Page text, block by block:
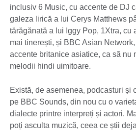
inclusiv 6 Music, cu accente de DJ
galeza lirică a lui Cerys Matthews
tărăgănată a lui Iggy Pop, 1Xtra, cu
mai tinerești, și BBC Asian
accente britanice asiatice, ca să nu
melodii hindi uimitoare.
Există, de asemenea, podcasturi și
pe BBC Sounds, din nou cu o
dialecte printre interpreți și actori.
poți asculta muzică, ceea ce știi